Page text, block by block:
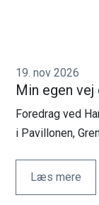
19. nov 2026
Min egen vej
Foredrag ved
i Pavillonen,
Læs mere